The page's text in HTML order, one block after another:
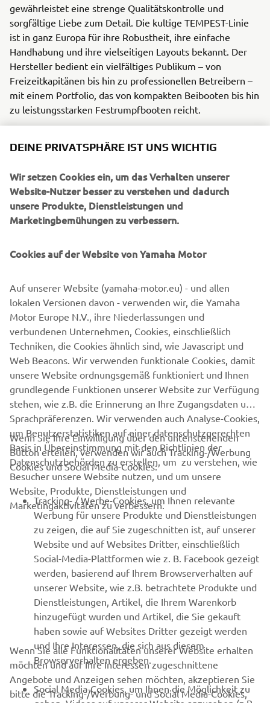
gewährleistet eine strenge Qualitätskontrolle und
sorgfältige Liebe zum Detail. Die kultige TEMPEST-Linie
ist in ganz Europa für ihre Robustheit, ihre einfache
Handhabung und ihre vielseitigen Layouts bekannt. Der
Hersteller bedient ein vielfältiges Publikum – von
Freizeitkapitänen bis hin zu professionellen Betreibern –
mit einem Portfolio, das von kompakten Beibooten bis hin
zu leistungsstarken Festrumpfbooten reicht.
Jedes Modell vereint italienischen Stil mit zuverlässiger
Tauchen
oder bei anspruchsvollen professionellen Aufgaben.
Angetrieben von Forschung und Entwicklung und
modernster
zu verbessern.
OFFIZIELLE WEBSITE VON CAPELLI
UNTERNEHMEN
B2B
MEHR VON YAMAHA
SUPPORT
NEWSLETTER
Erfahre als Erster von den neuesten Angeboten,
Sonderveranstaltungen, Neuerscheinungen und vielem mehr.
ABONNIEREN
DEINE PRIVATSPHÄRE IST UNS WICHTIG
Wir setzen Cookies ein, um das Verhalten unserer
Website-Nutzer besser zu verstehen und dadurch
unsere Produkte, Dienstleistungen und
Marketingbemühungen zu verbessern.
Cookies auf der Website von Yamaha Motor
Auf unserer Website (yamaha-motor.eu) - und allen
lokalen Versionen davon - verwenden wir, die Yamaha
Motor Europe N.V., ihre Niederlassungen und
verbundenen Unternehmen, Cookies, einschließlich
Techniken, die Cookies ähnlich sind, wie Javascript und
Web Beacons. Wir verwenden funktionale Cookies, damit
unsere Website ordnungsgemäß funktioniert und Ihnen
grundlegende Funktionen unserer Website zur Verfügung
stehen, wie z.B. die Erinnerung an Ihre Zugangsdaten und
Sprachpräferenzen. Wir verwenden auch Analyse-Cookies,
um Benutzerstatistiken auf einer datenschutzgerechten
Basis in Übereinstimmung mit den Richtlinien der
Datenschutzbehörden zu erstellen, um zu verstehen, wie
Besucher unsere Website nutzen, und um unsere
Website, Produkte, Dienstleistungen und
Marketingaktivitäten zu verbessern.
Wenn Sie Ihre Einwilligung über den untenstehenden
Button erteilen, verwenden wir auch Tracking-/Werbung
Cookies und Social Media-Cookies:
Tracking- / Werbe-Cookies, um Ihnen relevante
Werbung für unsere Produkte und Dienstleistungen
zu zeigen, die auf Sie zugeschnitten ist, auf unserer
Website und auf Websites Dritter, einschließlich
Social-Media-Plattformen wie z. B. Facebook gezeigt
werden, basierend auf Ihrem Browserverhalten auf
unserer Website, wie z.B. betrachtete Produkte und
Dienstleistungen, Artikel, die Ihrem Warenkorb
hinzugefügt wurden und Artikel, die Sie gekauft
haben sowie auf Websites Dritter gezeigt werden
und Ihre Interessen, die sich aus diesem
Browserverhalten ergeben.
Social Media-Cookies, um Ihnen die Möglichkeit zu
geben, Videos auf unserer Website anzusehen (z.B.
Wenn Sie alle Funktionalitäten unserer Website erhalten
möchten und auf Ihre Interessen zugeschnittene
Angebote und Anzeigen sehen möchten, akzeptieren Sie
bitte die Tracking-/Werbung- und Social Media-Cookies,